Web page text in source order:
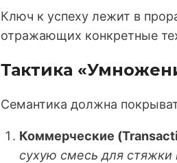
Ключ к успеху лежит в
отражающих конкретные
Тактика
Семантика должна
Коммерческие
сухую смесь для стяжки